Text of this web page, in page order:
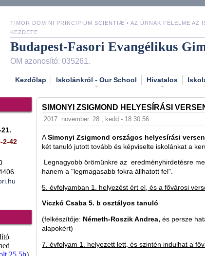
TIMOR DOMINI PRINCIPIUM SCIENTIÆ • AZ ÚRNAK FÉLELME AZ
KEZDETE
Budapest-Fasori Evangélikus
OM azonosító: 035261.
Kezdőlap Iskolánkról - Our School Hivatalos
2-42
SIMONYI ZSIGMOND HELYESÍRÁSI
2017. november. 28., kedd - 18:30:56
A Simonyi Zsigmond országos helyesírási
két tanuló jutott tovább és képviselte iskolánkat a
Legnagyobb örömünkre az eredményhirdetésre
hanem a "legmagasabb fokra állhatott fel".
5. évfolyamban 1. helyezést ért el, és a fővárosi
Viczkó Csaba 5. b osztályos tanuló
(felkészítője: Németh-Roszik Andrea, és persze
alapokért)
7. évfolyam 1. helyezett lett, és szintén indulhat a